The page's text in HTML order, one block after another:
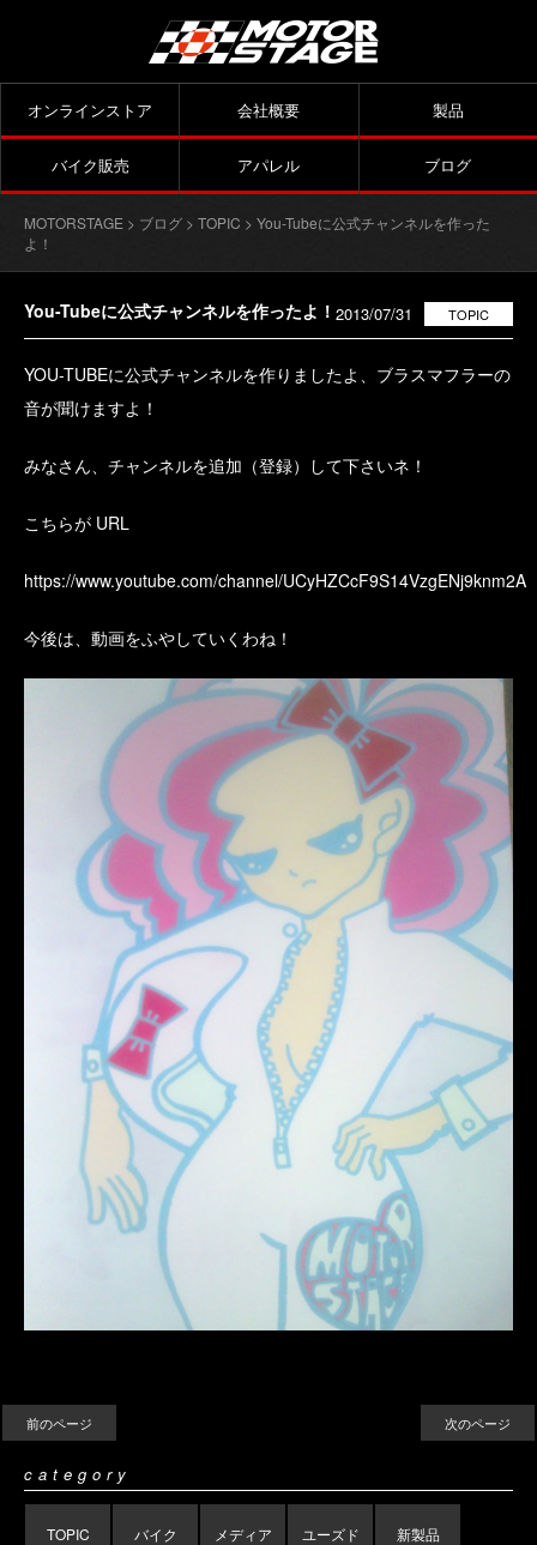
オンラインストア 会社概要 製品
バイク販売 アパレル ブログ
MOTORSTAGE > ブログ > TOPIC > You-Tubeに公式チャンネルを作った
よ！
You-Tubeに公式チャンネルを作ったよ！ TOPIC
2013/07/31
YOU-TUBEに公式チャンネルを作りましたよ、ブラスマフラーの
音が聞けますよ！
みなさん、チャンネルを追加（登録）して下さいネ！
こちらが URL
https://www.youtube.com/channel/UCyHZCcF9S14VzgENj9knm2A
今後は、動画をふやしていくわね！
前のページ 次のページ
category
TOPIC バイク メディア ユーズド 新製品